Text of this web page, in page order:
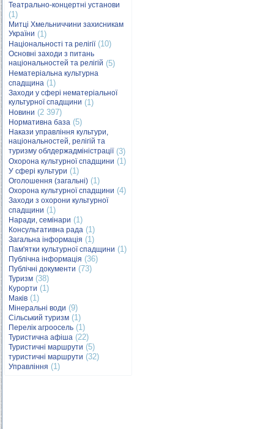
Театрально-концертні установи
(1)
Митці Хмельниччини захисникам
України (1)
Національності та релігії(10)
Основні заходи з питань
національностей та релігій (5)
Нематеріальна культурна
спадщина (1)
Заходи у сфері нематеріальної
культурної спадщини (1)
Новини (2 397)
Нормативна база (5)
Накази управління культури,
національностей, релігій та
туризму облдержадміністрації(3)
Охорона культурної спадщини (1)
У сфері культури (1)
Оголошення (загальні) (1)
Охорона культурної спадщини (4)
Заходи з охорони культурної
спадщини (1)
Наради, семінари (1)
Консультативна рада (1)
Загальна інформація (1)
Пам'ятки культурної спадщини (1)
Публічна інформація (36)
Публічні документи (73)
Туризм (38)
Курорти (1)
Маків (1)
Мінеральні води (9)
Сільський туризм (1)
Перелік агроосель (1)
Туристична афіша (22)
Туристичні маршрути (5)
туристичні маршрути (32)
Управління (1)